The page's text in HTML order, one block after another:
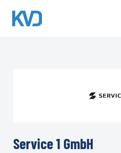
Service1 GmbH